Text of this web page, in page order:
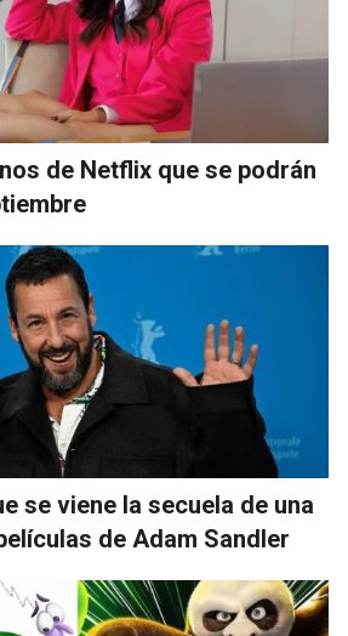
de Netflix que se podrán
se viene la secuela de una
de Adam Sandler